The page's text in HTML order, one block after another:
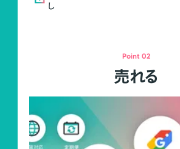
し
Point 02
売れる